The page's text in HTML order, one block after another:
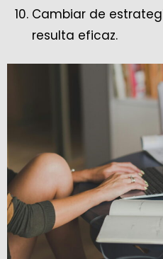
Cambiar de
resulta eficaz.